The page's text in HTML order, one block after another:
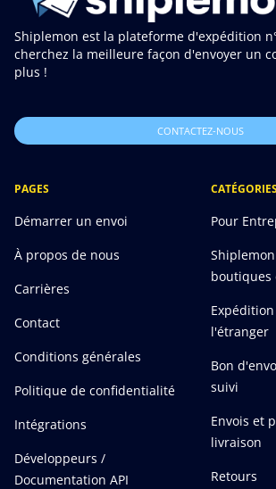
Shiplemon est la plateforme d'expédition
cherchez la meilleure façon d'envoyer un
plus !
CONTACTEZ-NOUS
PAGES
Démarrer un envoi
À propos de nous
Carrières
Contact
Conditions générales
Politique de confidentialité
Intégrations
Développeurs /
Documentation API
Pour
boutiques
l'étranger
Bon
suivi
Envois et
livraison
Retours